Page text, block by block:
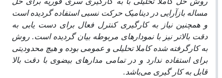
مساله بازآرایی در دینامیک حرکت نسبی استفاده گردیده است
و همچنین نیاز به کارگیری کنترل فعال برای دست یابی به
دقت بالاتر نیز با نمودارهای مربوطه بیان گردیده است. روش
به کارگرفته شده کاملا تحلیلی و عمومی بوده و هیچ محدودیتی
برای استفاده ندارد و در تمامی مدارهای بیضوی با دقت بالا
قابل به کار گیری می‌باشد.